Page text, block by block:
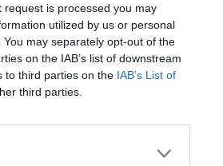
is processed you may
utilized by us or personal
may separately opt-out of the
on the IAB’s list of downstream
to third parties on the IAB’s List of
third parties.
CAPITALE
1 € 10.000
— —